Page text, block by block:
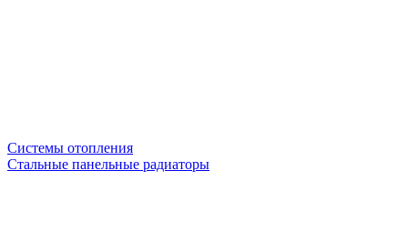
Системы отопления
Стальные панельные радиаторы